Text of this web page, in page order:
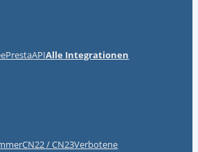
PrestaAPIAlle Integrationen
CN22 / CN23Verbotene